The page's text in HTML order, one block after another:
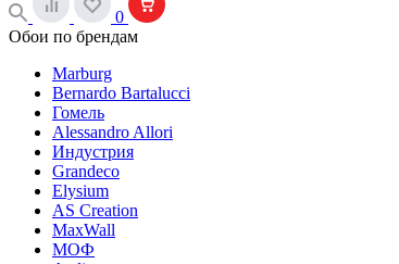
0
Обои по брендам
Marburg
Bernardo Bartalucci
Гомель
Alessandro Allori
Индустрия
Grandeco
Elysium
AS Creation
MaxWall
МОФ